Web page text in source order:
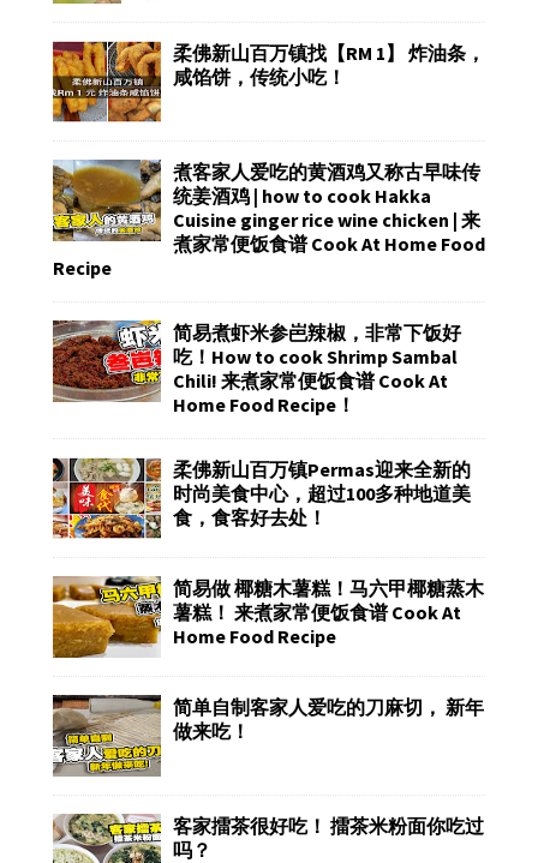
柔佛新山百万镇找【RM 1】 炸油条，
咸馅饼，传统小吃！
煮客家人爱吃的黄酒鸡又称古早味传
统姜酒鸡 | how to cook Hakka
Cuisine ginger rice wine chicken | 来
煮家常便饭食谱 Cook At Home Food
Recipe
简易煮虾米参岜辣椒，非常下饭好
吃！How to cook Shrimp Sambal
Chili! 来煮家常便饭食谱 Cook At
Home Food Recipe！
柔佛新山百万镇Permas迎来全新的
时尚美食中心，超过100多种地道美
食，食客好去处！
简易做 椰糖木薯糕！马六甲椰糖蒸木
薯糕！ 来煮家常便饭食谱 Cook At
Home Food Recipe
简单自制客家人爱吃的刀麻切， 新年
做来吃！
客家擂茶很好吃！ 擂茶米粉面你吃过
吗？